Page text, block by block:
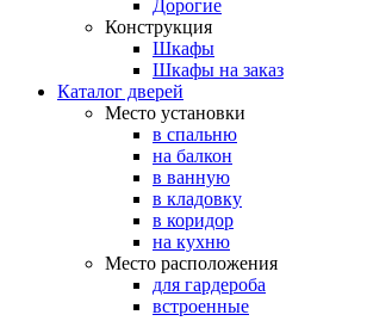
Дорогие
Конструкция
Шкафы
Шкафы на заказ
Каталог дверей
Место установки
в спальню
на балкон
в ванную
в кладовку
в коридор
на кухню
Место расположения
для гардероба
встроенные